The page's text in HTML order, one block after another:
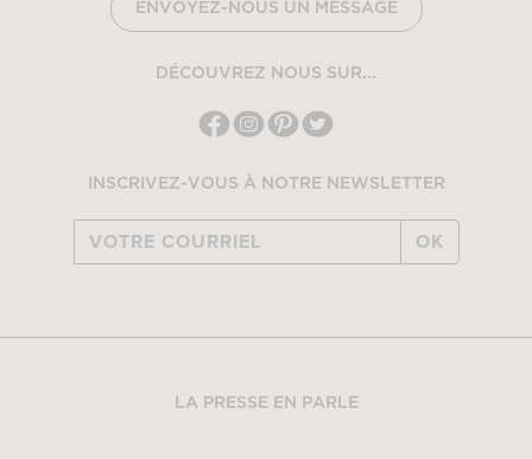
ENVOYEZ-NOUS UN MESSAGE
DÉCOUVREZ NOUS SUR...
INSCRIVEZ-VOUS À NOTRE NEWSLETTER
OK
LA PRESSE EN PARLE